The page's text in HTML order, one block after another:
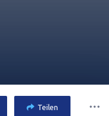
Teilen